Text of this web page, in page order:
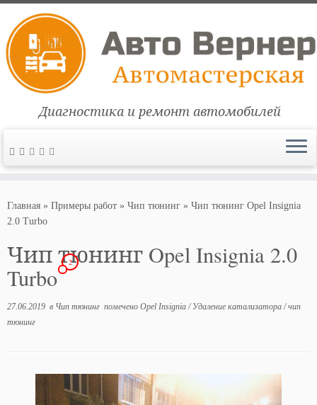
содержимому
Диагностика и ремонт автомобилей
Главная » Примеры работ » Чип тюнинг » Чип тюнинг Opel Insignia
2.0 Turbo
Чип тюнинг Opel Insignia 2.0
Turbo
2
27.06.2019 в Чип тюнинг помечено Opel Insignia / Удаление катализатора /чип
тюнинг